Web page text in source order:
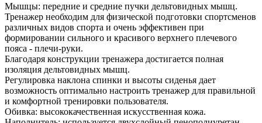
Мышцы: передние и средние пучки дельтовидных мышц.
Тренажер необходим для физической подготовки спортсменов
различных видов спорта и очень эффективен при
формировании сильного и красивого верхнего плечевого
пояса - плечи-руки.
Благодаря конструкции тренажера достигается полная
изоляция дельтовидных мышц.
Регулировка наклона спинки и высоты сиденья дает
возможность оптимально настроить тренажер для правильной
и комфортной тренировки пользователя.
Обивка: высококачественная искусственная кожа.